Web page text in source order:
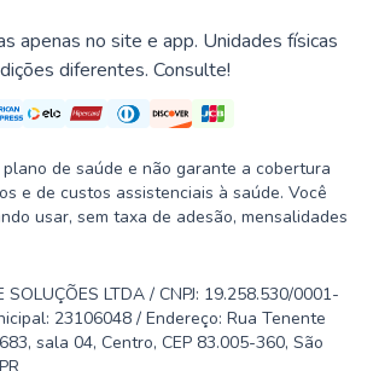
apenas no site e app. Unidades físicas
diferentes. Consulte!
de saúde e não garante a cobertura
e de custos assistenciais à saúde. Você
usar, sem taxa de adesão, mensalidades
SOLUÇÕES LTDA / CNPJ: 19.258.530/0001-
23106048 / Endereço: Rua Tenente
sala 04, Centro, CEP 83.005-360, São